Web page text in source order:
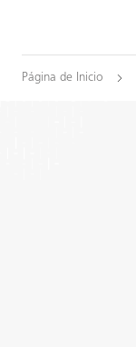
Página de Inicio